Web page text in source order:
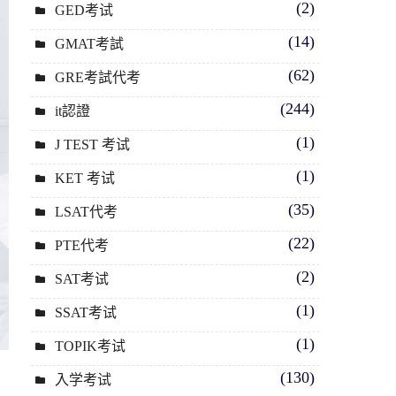
GED考试 (2)
GMAT考試 (14)
GRE考試代考 (62)
it認證 (244)
J TEST 考试 (1)
KET 考试 (1)
LSAT代考 (35)
PTE代考 (22)
SAT考试 (2)
SSAT考试 (1)
TOPIK考试 (1)
入学考试 (130)